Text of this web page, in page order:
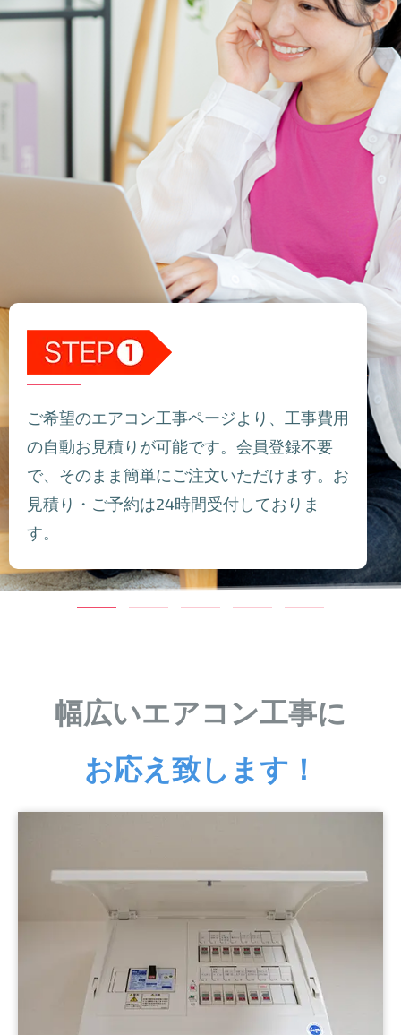
ご希望のエアコン工事ページより、工事費用
の自動お見積りが可能です。会員登録不要
で、そのまま簡単にご注文いただけます。お
見積り・ご予約は24時間受付しておりま
す。
幅広いエアコン工事に
お応え致します！